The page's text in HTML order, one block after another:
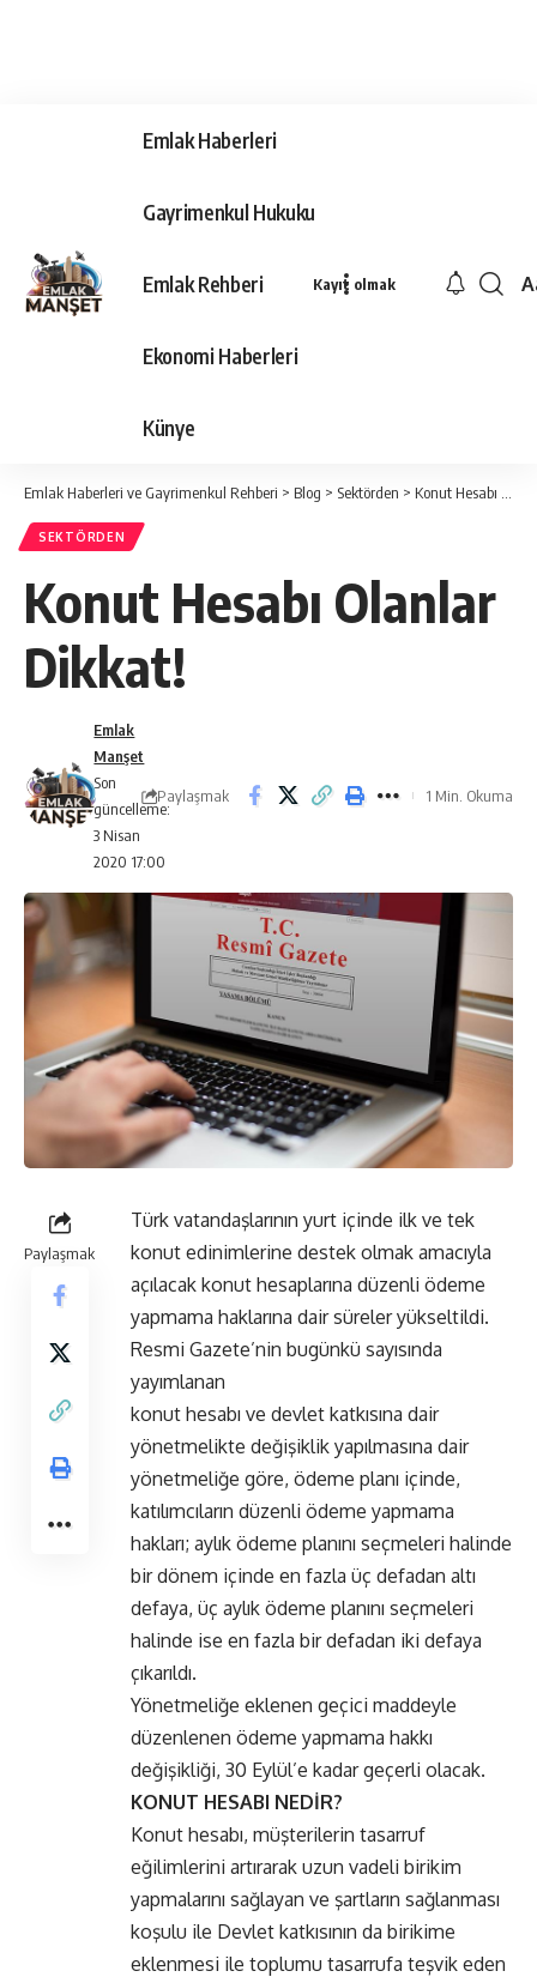
Emlak Haberleri
Gayrimenkul Hukuku
Emlak Rehberi
Ekonomi Haberleri
Künye
Kayıt olmak
Emlak Haberleri ve Gayrimenkul Rehberi > Blog > Sektörden > Konut Hesabı Olanlar Dikkat!
SEKTÖRDEN
Konut Hesabı Olanlar
Dikkat!
Son
güncelleme:
3 Nisan
2020 17:00
Emlak
Manşet
Paylaşmak 1 Min. Okuma
Paylaşmak
Türk vatandaşlarının yurt içinde ilk ve tek
konut edinimlerine destek olmak amacıyla
açılacak konut hesaplarına düzenli ödeme
yapmama haklarına dair süreler yükseltildi.
Resmi Gazete’nin bugünkü sayısında
yayımlanan
konut hesabı ve devlet katkısına dair
yönetmelikte değişiklik yapılmasına dair
yönetmeliğe göre, ödeme planı içinde,
katılımcıların düzenli ödeme yapmama
hakları; aylık ödeme planını seçmeleri halinde
bir dönem içinde en fazla üç defadan altı
defaya, üç aylık ödeme planını seçmeleri
halinde ise en fazla bir defadan iki defaya
çıkarıldı.
Yönetmeliğe eklenen geçici maddeyle
düzenlenen ödeme yapmama hakkı
değişikliği, 30 Eylül’e kadar geçerli olacak.
KONUT HESABI NEDİR?
Konut hesabı, müşterilerin tasarruf
eğilimlerini artırarak uzun vadeli birikim
yapmalarını sağlayan ve şartların sağlanması
koşulu ile Devlet katkısının da birikime
eklenmesi ile toplumu tasarrufa teşvik eden